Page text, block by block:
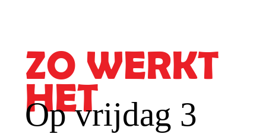
ZO WERKT
HET
Op vrijdag 3